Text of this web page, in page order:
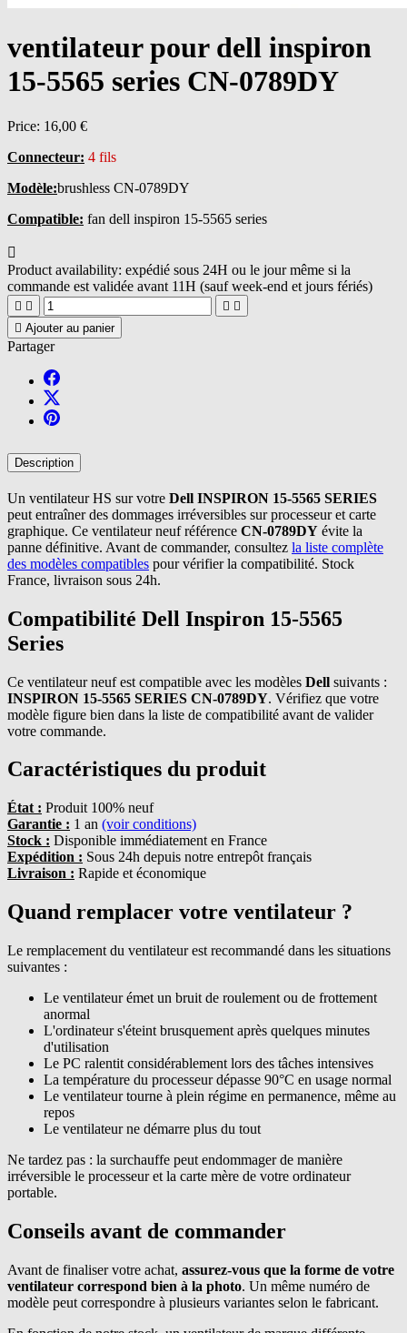
ventilateur pour dell inspiron
15-5565 series CN-0789DY
Price: 16,00 €
Connecteur: 4 fils
Modèle:brushless CN-0789DY
Compatible: fan dell inspiron 15-5565 series

Product availability: expédié sous 24H ou le jour même si la
commande est validée avant 11H (sauf week-end et jours fériés)
   
 Ajouter au panier
Partager
Description
Un ventilateur HS sur votre Dell INSPIRON 15-5565 SERIES
peut entraîner des dommages irréversibles sur processeur et carte
graphique. Ce ventilateur neuf référence CN-0789DY évite la
panne définitive. Avant de commander, consultez la liste complète
des modèles compatibles pour vérifier la compatibilité. Stock
France, livraison sous 24h.
Compatibilité Dell Inspiron 15-5565
Series
Ce ventilateur neuf est compatible avec les modèles Dell suivants :
INSPIRON 15-5565 SERIES CN-0789DY. Vérifiez que votre
modèle figure bien dans la liste de compatibilité avant de valider
votre commande.
Caractéristiques du produit
État : Produit 100% neuf
Garantie : 1 an (voir conditions)
Stock : Disponible immédiatement en France
Expédition : Sous 24h depuis notre entrepôt français
Livraison : Rapide et économique
Quand remplacer votre ventilateur ?
Le remplacement du ventilateur est recommandé dans les situations
suivantes :
Le ventilateur émet un bruit de roulement ou de frottement
anormal
L'ordinateur s'éteint brusquement après quelques minutes
d'utilisation
Le PC ralentit considérablement lors des tâches intensives
La température du processeur dépasse 90°C en usage normal
Le ventilateur tourne à plein régime en permanence, même au
repos
Le ventilateur ne démarre plus du tout
Ne tardez pas : la surchauffe peut endommager de manière
irréversible le processeur et la carte mère de votre ordinateur
portable.
Conseils avant de commander
Avant de finaliser votre achat, assurez-vous que la forme de votre
ventilateur correspond bien à la photo. Un même numéro de
modèle peut correspondre à plusieurs variantes selon le fabricant.